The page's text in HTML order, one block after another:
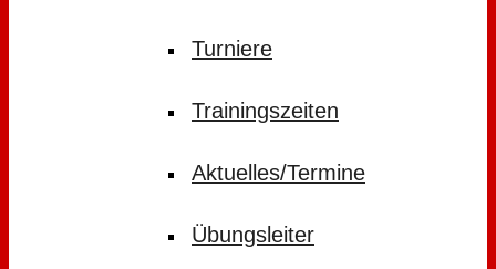
Turniere
Trainingszeiten
Aktuelles/Termine
Übungsleiter